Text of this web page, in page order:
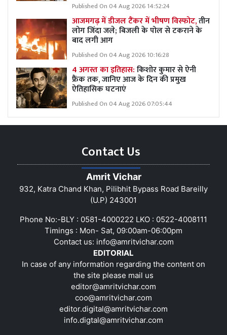
Published On 04 Aug 2026 14:52:24
आजमगढ़ में डीजल टैंकर में भीषण विस्फोट,तीन
लोग जिंदा जले; बिजली के पोल से टकराने के
बाद लगी आग
Published On 04 Aug 2026 10:16:28
4 अगस्त का इतिहास:किशोर कुमार से ऐनी
फ्रैंक तक, जानिए आज के दिन की प्रमुख
ऐतिहासिक घटनाएं
Published On 04 Aug 2026 07:05:44
Contact Us
Amrit Vichar
932, Katra Chand Khan, Pilibhit Bypass Road Bareilly
(U.P) 243001
Phone No:-BLY : 0581-4000222 LKO : 0522-4008111
Timings : Mon- Sat, 09:00am-06:00pm
Contact us: info@amritvichar.com
EDITORIAL
In case of any information regarding the content on
the site please mail us
editor@amritvichar.com
coo@amritvichar.com
editor.digital@amritvichar.com
info.digtal@amritvichar.com